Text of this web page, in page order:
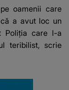
oamenii care
a avut loc un
Poliția care l-a
teribilist, scrie